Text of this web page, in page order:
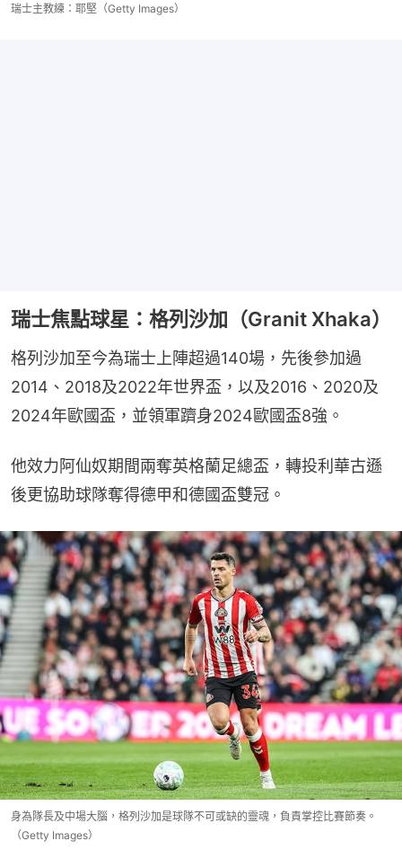
瑞士主教練：耶堅（Getty Images）
瑞士焦點球星：格列沙加（Granit Xhaka）
格列沙加至今為瑞士上陣超過140場，先後參加過
2014、2018及2022年世界盃，以及2016、2020及
2024年歐國盃，並領軍躋身2024歐國盃8強。
他效力阿仙奴期間兩奪英格蘭足總盃，轉投利華古遜
後更協助球隊奪得德甲和德國盃雙冠。
身為隊長及中場大腦，格列沙加是球隊不可或缺的靈魂，負責掌控比賽節奏。
（Getty Images）